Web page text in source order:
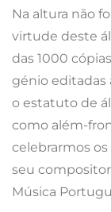
Na altura não
virtude deste
das 1000
génio editadas
o estatuto de
como além-
celebrarmos
seu
Música